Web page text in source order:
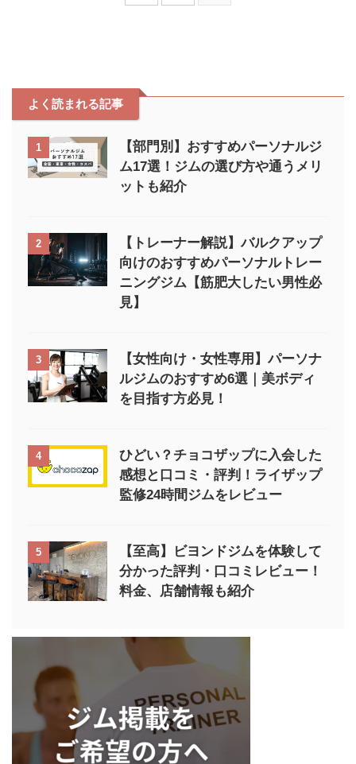
フィットネスができたけど通おう
エニタイムフィットネスに通って
みたメリットを3つ紹介します。
日本中・世界中の店舗も使える
24時間営業で通い放題 トレー ...
よく読まれる記事
1
【部門別】おすすめパーソナルジ
ム17選！ジムの選び方や通うメリ
ットも紹介
2
【トレーナー解説】バルクアップ
向けのおすすめパーソナルトレー
ニングジム【筋肥大したい男性必
見】
3
【女性向け・女性専用】パーソナ
ルジムのおすすめ6選｜美ボディ
を目指す方必見！
4
ひどい？チョコザップに入会した
感想と口コミ・評判！ライザップ
監修24時間ジムをレビュー
5
【至高】ビヨンドジムを体験して
分かった評判・口コミレビュー！
料金、店舗情報も紹介